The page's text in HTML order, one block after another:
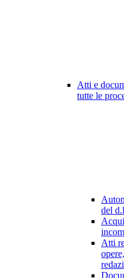
Atti e
tutte le
del
Atti